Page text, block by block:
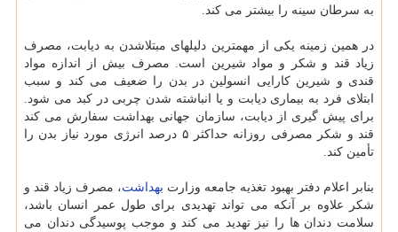
به سرطان سینه را بیشتر می كند.
در همین زمینه یكی از مهمترین دلیلهای مبتلاشدن به دیابت، مصرف
زیاد قند و شكر و مواد شیرین است. مصرف بیش از اندازه مواد
قندی و شیرین كارایی انسولین در بدن را ضعیف می كند و سبب
ابتلای فرد به بیماری دیابت و یا انباشته شدن چربی در كبد می شود.
برای پیش گیری از دیابت، سازمان جهانی بهداشت سفارش می كند
قند و شكر مصرفی روزانه حداكثر ۵ درصد انرژی مورد نیاز بدن را
تأمین كند.
بنابر اعلام دفتر بهبود تغذیه جامعه وزارت بهداشت، مصرف زیاد قند و
شكر علاوه بر آنكه می تواند تهدیدی برای طول عمر انسان باشد،
سلامت دندان ها را نیز تهدید می كند و موجب پوسیدگی دندان می